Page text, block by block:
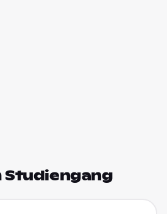
Studiengang